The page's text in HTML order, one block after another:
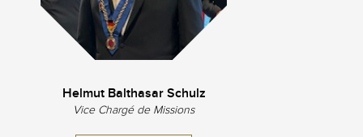
Helmut Balthasar Schulz
Vice Chargé de Missions